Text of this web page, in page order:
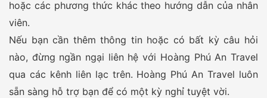
hoặc các phương thức khác theo hướng dẫn của nhân
viên.
Nếu bạn cần thêm thông tin hoặc có bất kỳ câu hỏi
nào, đừng ngần ngại liên hệ với Hoàng Phú An Travel
qua các kênh liên lạc trên. Hoàng Phú An Travel luôn
sẵn sàng hỗ trợ bạn để có một kỳ nghỉ tuyệt vời.